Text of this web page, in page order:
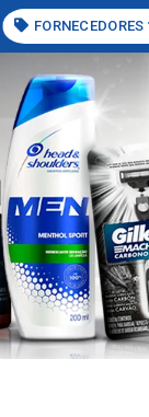
FORNECEDORES